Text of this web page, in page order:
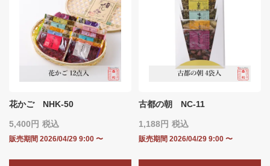
花かご NHK-50
5,400 税込
販売期間 2026/04/29 9:00 〜
古都の朝 NC-11
1,188 税込
販売期間 2026/04/29 9:00 〜